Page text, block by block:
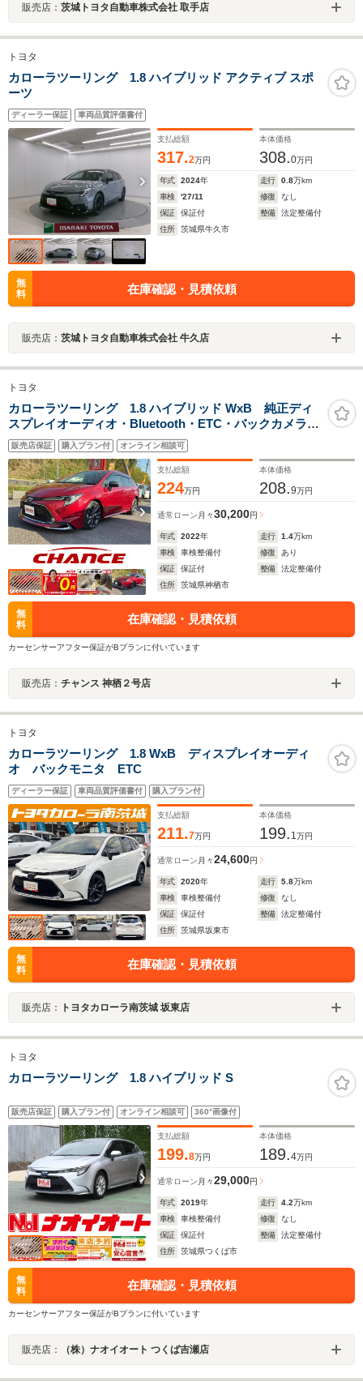
販売店： 茨城トヨタ自動車株式会社 取手店
トヨタ
カローラツーリング 1.8 ハイブリッド アクティブ スポ
ーツ
ディーラー保証 車両品質評価書付
支払総額
317.2万円
本体価格
308.0万円
年式 2024年 走行 0.8万km
車検
'27/11 修復
なし
保証
保証付 整備
法定整備付
住所
茨城県牛久市
無
料
在庫確認・見積依頼
販売店： 茨城トヨタ自動車株式会社 牛久店
トヨタ
カローラツーリング 1.8 ハイブリッド WxB 純正ディ
スプレイオーディオ・Bluetooth・ETC・バックカメラ・
スマートキー・プッシュスタート・ドライブレコーダ
ー・LEDヘッドライト・クルーズコントロール・衝突軽
減ブレーキ
販売店保証 購入プラン付 オンライン相談可
支払総額
224万円
本体価格
208.9万円
通常ローン 月々30,200円
年式 2022年 走行 1.4万km
車検
車検整備付 修復
あり
保証
保証付 整備
法定整備付
住所
茨城県神栖市
無
料
在庫確認・見積依頼
カーセンサーアフター保証がBプランに付いています
販売店： チャンス 神栖２号店
トヨタ
カローラツーリング 1.8 WxB ディスプレイオーディ
オ バックモニタ ETC
ディーラー保証 車両品質評価書付 購入プラン付
支払総額
211.7万円
本体価格
199. 1万円
通常ローン 月々24,600円
年式 2020年 走行 5.8万km
車検
車検整備付 修復
なし
保証
保証付 整備
法定整備付
住所
茨城県坂東市
無
料
在庫確認・見積依頼
販売店： トヨタカローラ南茨城 坂東店
トヨタ
カローラツーリング 1.8 ハイブリッド S
販売店保証 購入プラン付 オンライン相談可 360°画像付
支払総額
199.8万円
本体価格
189.4万円
通常ローン 月々29,000円
年式 2019年 走行 4.2万km
車検
車検整備付 修復
なし
保証
保証付 整備
法定整備付
住所
茨城県つくば市
無
料
在庫確認・見積依頼
カーセンサーアフター保証がBプランに付いています
販売店： （株）ナオイオート つくば吉瀬店